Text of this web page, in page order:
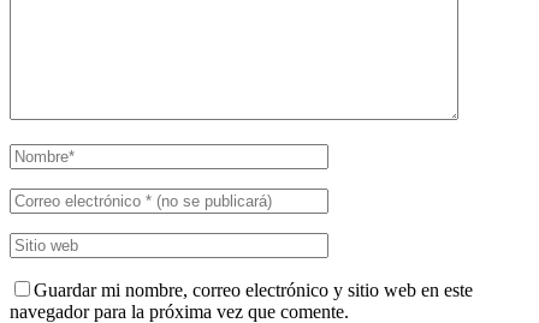
Guardar mi nombre, correo electrónico y sitio web en este
navegador para la próxima vez que comente.